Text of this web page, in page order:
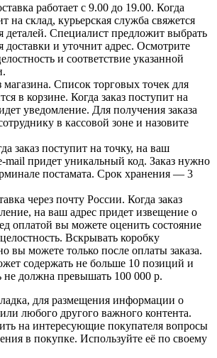
работает с 9.00 до 19.00. Когда
на склад, курьерская служба свяжется
деталей. Специалист предложит выбрать
доставки и уточнит адрес. Осмотрите
и соответствие указанной
Список торговых точек для
в корзине. Когда заказ поступит на
уведомление. Для получения заказа
в кассовой зоне и назовите
заказ поступит на точку, на ваш
mail придет уникальный код. Заказ нужно
постамата. Срок хранения — 3
через почту России. Когда заказ
на ваш адрес придет извещение о
оплатой вы можете оценить состояние
Вскрывать коробку
вы можете только после оплаты заказа.
содержать не больше 10 позиций и
не должна превышать 100 000 р.
для размещения информации о
любого другого важного контента.
на интересующие покупателя вопросы
в покупке. Используйте её по своему